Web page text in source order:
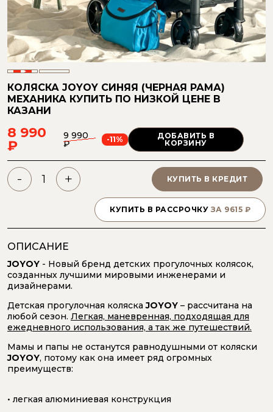
КОЛЯСКА JOYOY СИНЯЯ (ЧЕРНАЯ РАМА)
МЕХАНИКА КУПИТЬ ПО НИЗКОЙ ЦЕНЕ В
КАЗАНИ
8 990
₽
9 990
₽ -11%
ДОБАВИТЬ В
КОРЗИНУ
- + КУПИТЬ В КРЕДИТ
КУПИТЬ В РАССРОЧКУ ЗА 9615 ₽
ОПИСАНИЕ
JOYOY - Новый бренд детских прогулочных колясок,
созданных лучшими мировыми инженерами и
дизайнерами.
Детская прогулочная коляскаJOYOY – рассчитана на
любой сезон. Легкая, маневренная, подходящая для
ежедневного использования, а так же путешествий.
Мамы и папы не останутся равнодушными от коляски
JOYOY, потому как она имеет ряд огромных
преимуществ:
• легкая алюминиевая конструкция